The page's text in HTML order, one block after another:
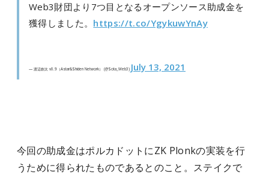
Web3財団より7つ目となるオープンソース助成金を
獲得しました。 https://t.co/YgykuwYnAy
— 渡辺創太 v0.9（Astar&Shiden Network） (@Sota_Web3) July 13, 2021
今回の助成金はポルカドットにZK Plonkの実装を行
うために得られたものであるとのこと。ステイクで